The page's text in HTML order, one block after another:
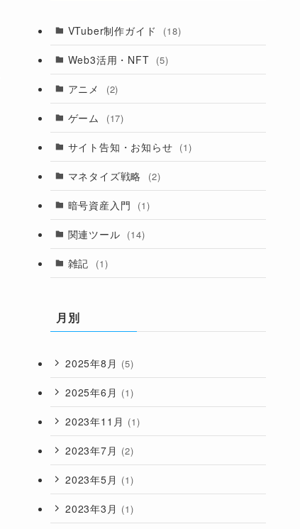
VTuber制作ガイド (18)
Web3活用・NFT (5)
アニメ (2)
ゲーム (17)
サイト告知・お知らせ (1)
マネタイズ戦略 (2)
暗号資産入門 (1)
関連ツール (14)
雑記 (1)
月別
2025年8月 (5)
2025年6月 (1)
2023年11月 (1)
2023年7月 (2)
2023年5月 (1)
2023年3月 (1)